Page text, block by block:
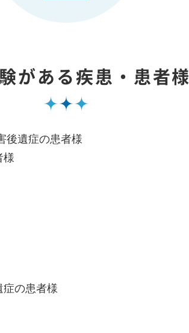
がある疾患・患者様
後遺症の患者様
様
の患者様